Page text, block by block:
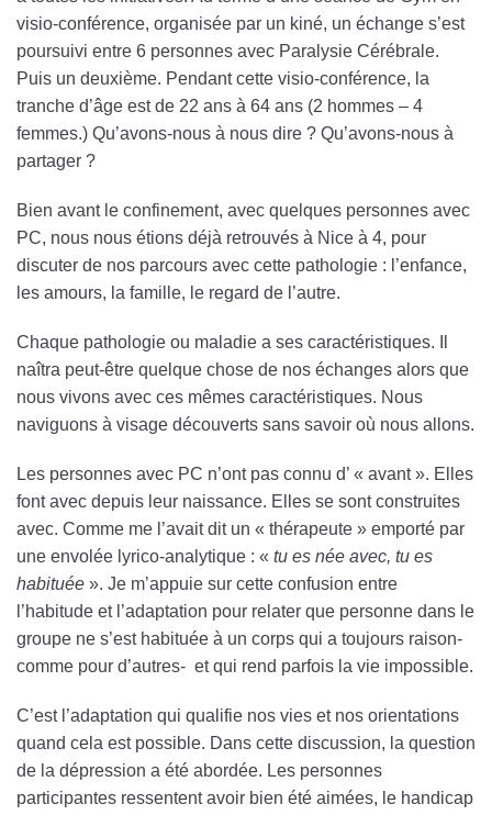
visio-conférence, organisée par un kiné, un échange s’est
poursuivi entre 6 personnes avec Paralysie Cérébrale.
Puis un deuxième. Pendant cette visio-conférence, la
tranche d’âge est de 22 ans à 64 ans (2 hommes – 4
femmes.) Qu’avons-nous à nous dire ? Qu’avons-nous à
partager ?
Bien avant le confinement, avec quelques personnes avec
PC, nous nous étions déjà retrouvés à Nice à 4, pour
discuter de nos parcours avec cette pathologie : l’enfance,
les amours, la famille, le regard de l’autre.
Chaque pathologie ou maladie a ses caractéristiques. Il
naîtra peut-être quelque chose de nos échanges alors que
nous vivons avec ces mêmes caractéristiques. Nous
naviguons à visage découverts sans savoir où nous allons.
Les personnes avec PC n’ont pas connu d’ « avant ». Elles
font avec depuis leur naissance. Elles se sont construites
avec. Comme me l’avait dit un « thérapeute » emporté par
une envolée lyrico-analytique : « tu es née avec, tu es
habituée ». Je m’appuie sur cette confusion entre
l’habitude et l’adaptation pour relater que personne dans le
groupe ne s’est habituée à un corps qui a toujours raison-
comme pour d’autres- et qui rend parfois la vie impossible.
C’est l’adaptation qui qualifie nos vies et nos orientations
quand cela est possible. Dans cette discussion, la question
de la dépression a été abordée. Les personnes
participantes ressentent avoir bien été aimées, le handicap